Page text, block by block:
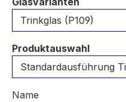
Produktauswahl
Name